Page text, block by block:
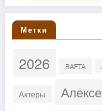
Метки
2026 BAFTA
Актеры